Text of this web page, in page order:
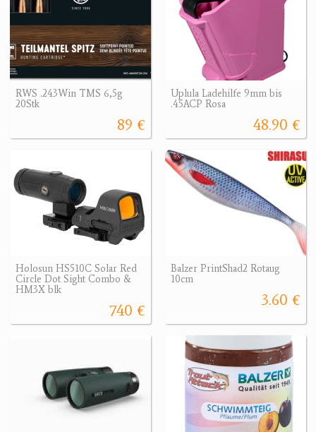
RWS .243Win TMS 6,5g
20Stk
89 €
Uplula Ladehilfe 9mm bis
.45ACP Rosa
48.90 €
Holosun HS510C Solar Red
Circle Dot Sight Combo &
HM3X blk
740 €
Balzer PrintShad2 Rotaug
10cm
3.60 €